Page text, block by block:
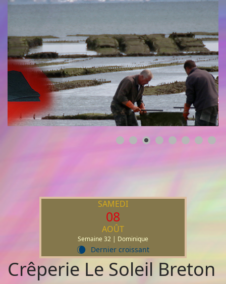
SAMEDI
08
AOÛT
Semaine 32 | Dominique
W Dernier croissant
Crêperie Le Soleil Breton